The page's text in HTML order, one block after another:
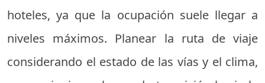
hoteles, ya que la ocupación suele llegar a
niveles máximos. Planear la ruta de viaje
considerando el estado de las vías y el clima,